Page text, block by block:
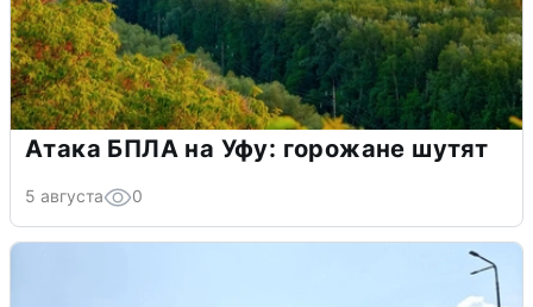
Атака БПЛА на Уфу: горожане шутят
5 августа 0